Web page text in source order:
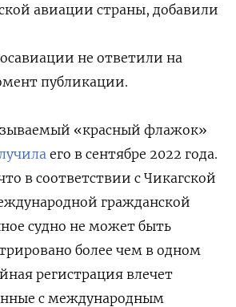
авиации страны, добавили
не ответили на
публикации.
«красный флажок»
его в сентябре 2022 года.
в соответствии с Чикагской
гражданской
судно не может быть
более чем в одном
регистрация влечет
с международным